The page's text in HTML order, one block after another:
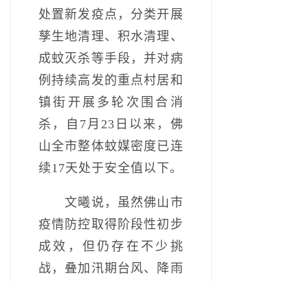
处置新发疫点，分类开展
孳生地清理、积水清理、
成蚊灭杀等手段，并对病
例持续高发的重点村居和
镇街开展多轮次围合消
杀，自7月23日以来，佛
山全市整体蚊媒密度已连
续17天处于安全值以下。
文曦说，虽然佛山市
疫情防控取得阶段性初步
成效，但仍存在不少挑
战，叠加汛期台风、降雨